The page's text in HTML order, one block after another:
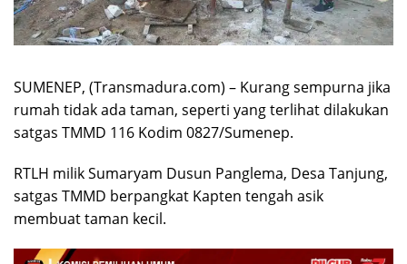
SUMENEP, (Transmadura.com) – Kurang sempurna jika
rumah tidak ada taman, seperti yang terlihat dilakukan
satgas TMMD 116 Kodim 0827/Sumenep.
RTLH milik Sumaryam Dusun Panglema, Desa Tanjung,
satgas TMMD berpangkat Kapten tengah asik
membuat taman kecil.